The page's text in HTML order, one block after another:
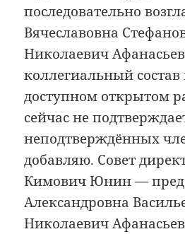
последовательно
Вячеславовна
Николаевич
коллегиальный
доступном открытом
сейчас не
неподтверждённых
добавляю. Совет
Кимович Юнин —
Александровна
Николаевич